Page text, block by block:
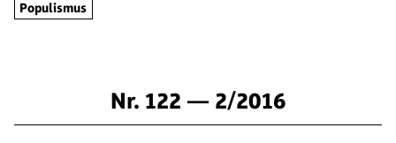
Populismus
Nr. 122 — 2/2016